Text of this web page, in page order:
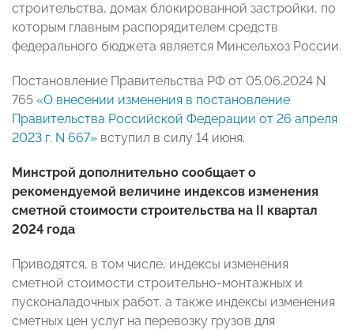
строительства, домах блокированной застройки, по
которым главным распорядителем средств
федерального бюджета является Минсельхоз России.
Постановление Правительства РФ от 05.06.2024 N
765 «О внесении изменения в постановление
Правительства Российской Федерации от 26 апреля
2023 г. N 667» вступил в силу 14 июня.
Минстрой дополнительно сообщает о
рекомендуемой величине индексов изменения
сметной стоимости строительства на II квартал
2024 года
Приводятся, в том числе, индексы изменения
сметной стоимости строительно-монтажных и
пусконаладочных работ, а также индексы изменения
сметных цен услуг на перевозку грузов для